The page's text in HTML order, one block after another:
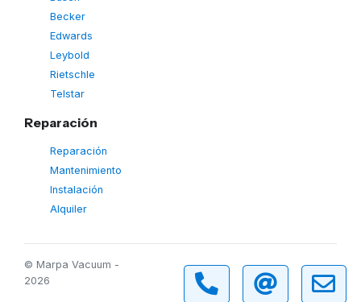
Becker
Edwards
Leybold
Rietschle
Telstar
Reparación
Reparación
Mantenimiento
Instalación
Alquiler
© Marpa Vacuum -
2026